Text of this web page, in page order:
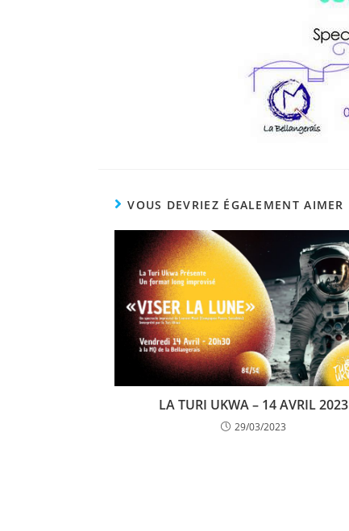
VOUS DEVRIEZ ÉGALEMENT AIMER
LA TURI UKWA – 14 AVRIL 2023
29/03/2023